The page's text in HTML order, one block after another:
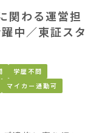
関わる運営担
中／東証スタ
学歴不問
マイカー通勤可